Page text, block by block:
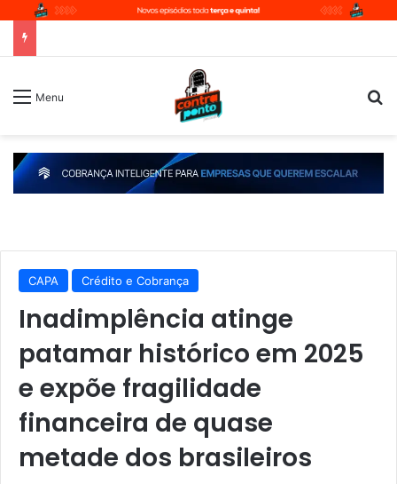
Menu
CAPA Crédito e Cobrança
Inadimplência atinge
patamar histórico em 2025
e expõe fragilidade
financeira de quase
metade dos brasileiros